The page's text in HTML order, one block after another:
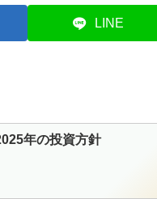
LINE
年の投資方針